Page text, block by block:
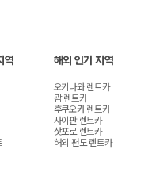
역 해외 인기 지역
오키나와 렌트카
괌 렌트카
후쿠오카 렌트카
사이판 렌트카
삿포로 렌트카
해외 편도 렌트카